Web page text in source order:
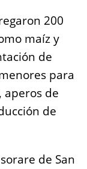
200
maíz y
de
para
aperos de
de
de San